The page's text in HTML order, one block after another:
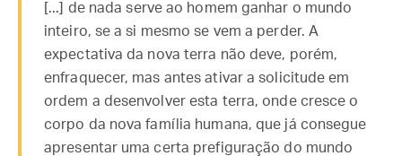
[...] de nada serve ao homem ganhar o mundo
inteiro, se a si mesmo se vem a perder. A
expectativa da nova terra não deve, porém,
enfraquecer, mas antes ativar a solicitude em
ordem a desenvolver esta terra, onde cresce o
corpo da nova família humana, que já consegue
apresentar uma certa prefiguração do mundo